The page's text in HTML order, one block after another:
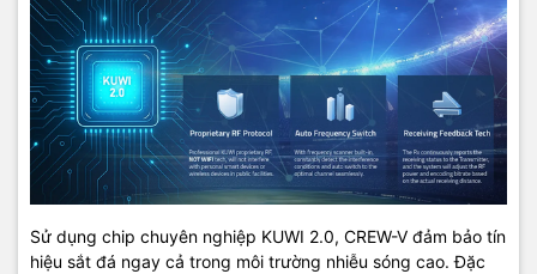
Sử dụng chip chuyên nghiệp KUWI 2.0, CREW-V đảm bảo tín
hiệu sắt đá ngay cả trong môi trường nhiễu sóng cao. Đặc